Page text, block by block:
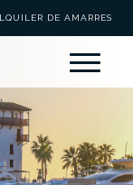
DE AMARRES